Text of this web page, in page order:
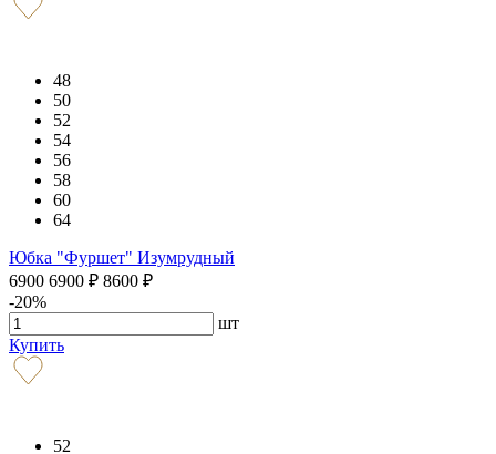
48
50
52
54
56
58
60
64
Юбка "Фуршет" Изумрудный
6900 6900 ₽ 8600 ₽
-20%
шт
Купить
52